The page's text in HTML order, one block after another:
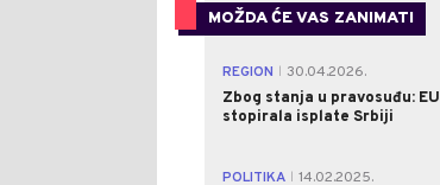
MOŽDA ĆE VAS ZANIMATI
REGION
30.04.2026.
Zbog stanja u pravosuđu: EU
stopirala isplate Srbiji
POLITIKA 14.02.2025.